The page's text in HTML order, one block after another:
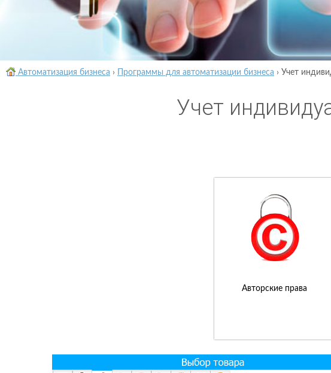
Автоматизация бизнеса › Программы для автоматизации бизнеса › Учет
Учет
Авторские права